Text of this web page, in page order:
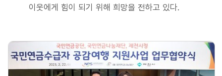
이웃에게 힘이 되기 위해 희망을 전하고 있다.